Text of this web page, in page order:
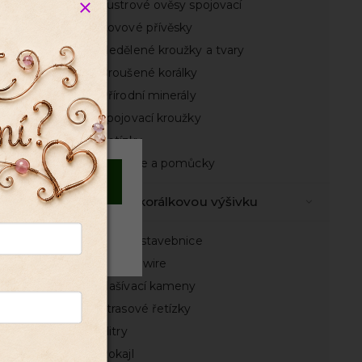
Souhlasím
Lustrové ověsy spojovací
Kovové přívěsky
Nedělené kroužky a tvary
Broušené korálky
Přírodní minerály
Spojovací kroužky
Řetízky
Nástroje a pomůcky
Vše na korálkovou výšivku
Sady a stavebnice
French wire
Našívací kameny
Štrasové řetízky
Flitry
Rokajl